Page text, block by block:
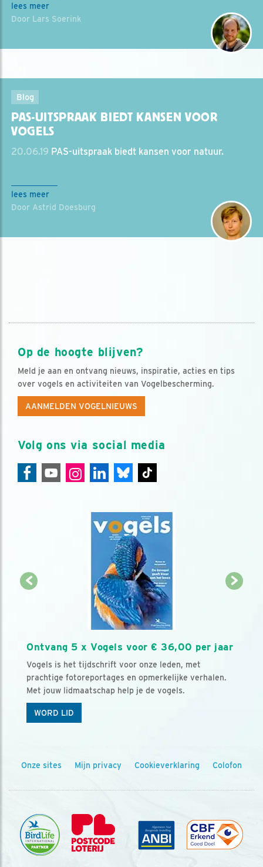
lees meer
Door Lars Soerink
Blog
PAS-UITSPRAAK BIEDT KANSEN VOOR
VOGELS
20.06.19 PAS-uitspraak biedt kansen voor natuur.
lees meer
Door Astrid Doesburg
Op de hoogte blijven?
Meld je aan en ontvang nieuws, inspiratie, acties en tips
over vogels en activiteiten van Vogelbescherming.
AANMELDEN VOGELNIEUWS
Volg ons via social media
Ontvang 5 x Vogels voor € 36,00 per jaar
Vogels is het tijdschrift voor onze leden, met
prachtige fotoreportages en opmerkelijke verhalen.
Met jouw lidmaatschap help je de vogels.
WORD LID
Onze sites Mijn privacy Cookieverklaring Colofon